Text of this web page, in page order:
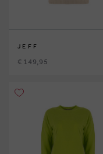
JEFF
€ 149,95